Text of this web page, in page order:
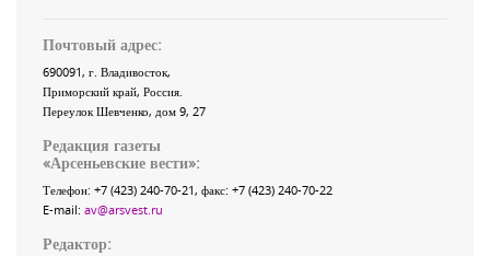
Почтовый адрес:
690091, г. Владивосток,
Приморский край, Россия.
Переулок Шевченко, дом 9, 27
Редакция газеты
«Арсеньевские вести»:
Телефон: +7 (423) 240-70-21, факс: +7 (423) 240-70-22
E-mail: av@arsvest.ru
Редактор: